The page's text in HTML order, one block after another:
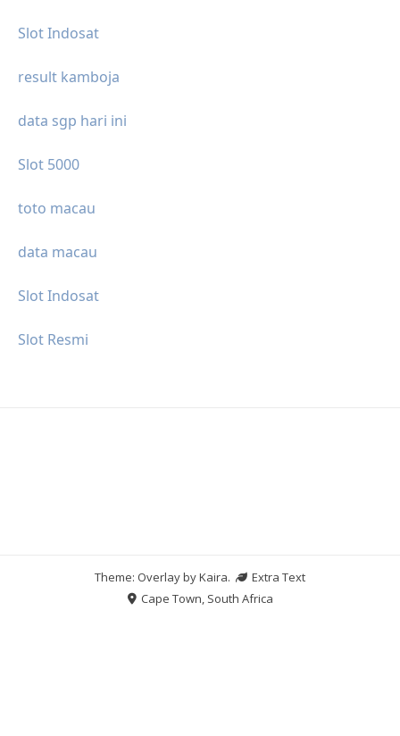
Slot Indosat
result kamboja
data sgp hari ini
Slot 5000
toto macau
data macau
Slot Indosat
Slot Resmi
Theme: Overlay byKaira.
Extra Text
Cape Town, South Africa